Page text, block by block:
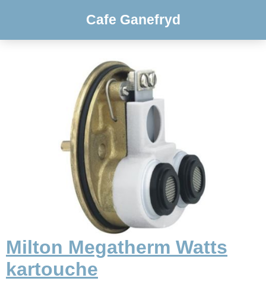
Cafe Ganefryd
Milton Megatherm Watts
kartouche